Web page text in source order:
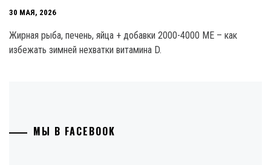
30 МАЯ, 2026
Жирная рыба, печень, яйца + добавки 2000-4000 МЕ – как
избежать зимней нехватки витамина D.
МЫ В FACEBOOK